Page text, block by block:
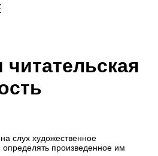
читательская
слух художественное
определять произведенное им